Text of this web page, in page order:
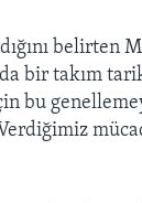
belirten
bir takım
bu